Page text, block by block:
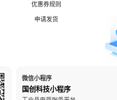
优惠券规则
申请发货
微信小程序
国创科技小程序